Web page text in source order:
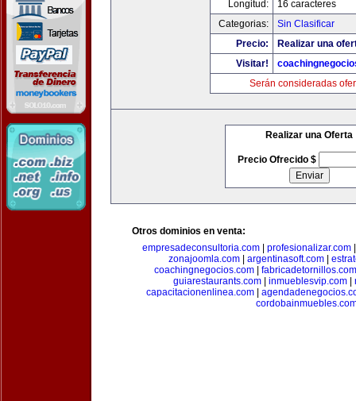
Longitud:
16 caracteres
Categorias:
Sin Clasificar
Precio:
Realizar una
Visitar!
Serán consideradas
Realizar una Oferta
Precio Ofrecido $
Otros dominios en venta:
empresadeconsultoria.com| profesionalizar.com
zonajoomla.com| argentinasoft.com|
coachingnegocios.com| fabricadetornillos.com
guiarestaurants.com| inmueblesvip.com|
capacitacionenlinea.com|